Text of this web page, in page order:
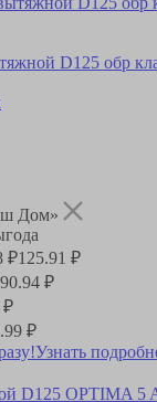
D125 обр
Дом»
₽125.91 ₽
90.94 ₽
₽
₽
Узнать